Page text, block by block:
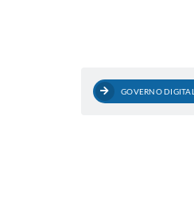
GOVERNO DIGITAL